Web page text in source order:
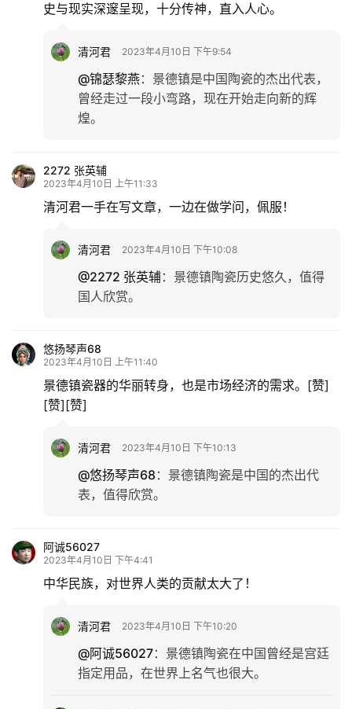
史与现实深邃呈现，十分传神，直入人心。
清河君 2023年4月10日 下午9:54
@锦瑟黎燕： 景德镇是中国陶瓷的杰出代表，
曾经走过一段小弯路，现在开始走向新的辉
煌。
2272 张英辅
2023年4月10日 上午11:33
清河君一手在写文章，一边在做学问，佩服！
清河君 2023年4月10日 下午10:08
@2272 张英辅： 景德镇陶瓷历史悠久，值得
国人欣赏。
悠扬琴声68
2023年4月10日 上午11:40
景德镇瓷器的华丽转身，也是市场经济的需求。[赞]
[赞][赞]
清河君 2023年4月10日 下午10:13
@悠扬琴声68： 景德镇陶瓷是中国的杰出代
表，值得欣赏。
阿诚56027
2023年4月10日 下午4:41
中华民族，对世界人类的贡献太大了！
清河君 2023年4月10日 下午10:20
@阿诚56027： 景德镇陶瓷在中国曾经是宫廷
指定用品，在世界上名气也很大。